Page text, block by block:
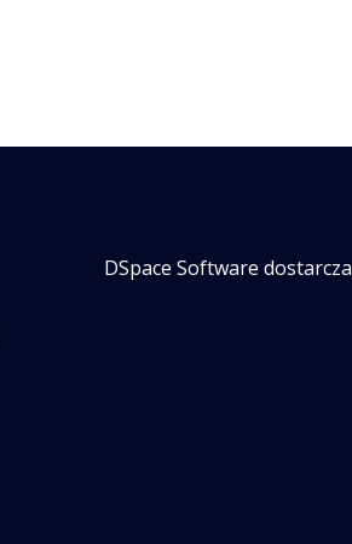
DSpace Software dostarcza